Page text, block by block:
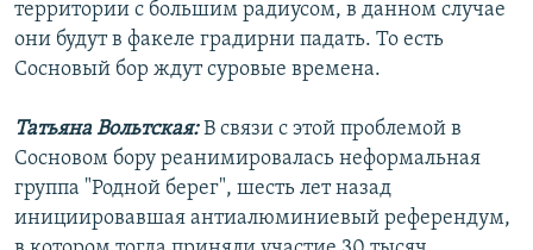
территории с большим радиусом, в данном случае
они будут в факеле градирни падать. То есть
Сосновый бор ждут суровые времена.
Татьяна Вольтская:В связи с этой проблемой в
Сосновом бору реанимировалась неформальная
группа "Родной берег", шесть лет назад
инициировавшая антиалюминиевый референдум,